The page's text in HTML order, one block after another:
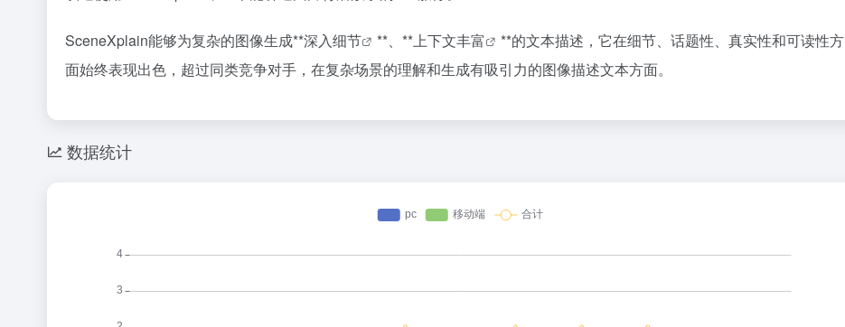
SceneXplain能够为复杂的图像生成**深入细节 **、**上下文丰富
**的文本描述，它在细节、话题性、真实性和可读性方
面始终表现出色，超过同类竞争对手，在复杂场景的理解和生成有吸引力的图像描述文本方面。
数据统计